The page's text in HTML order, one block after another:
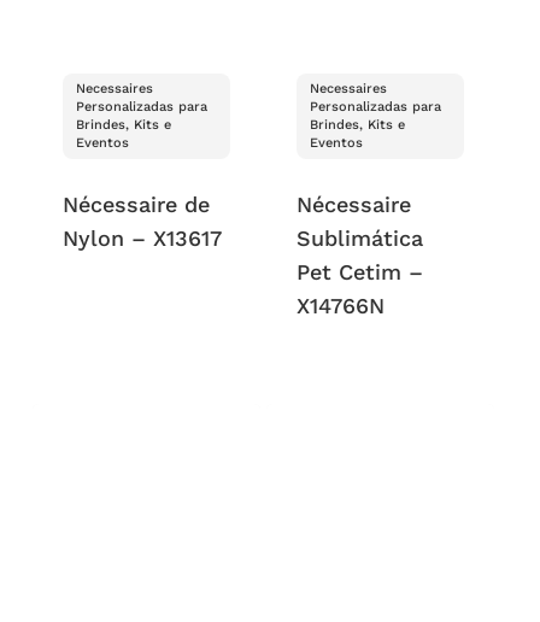
Necessaires
Personalizadas para
Brindes, Kits e
Eventos
Nécessaire de
Nylon – X13617
Necessaires
Personalizadas para
Brindes, Kits e
Eventos
Nécessaire
Sublimática
Pet Cetim –
X14766N